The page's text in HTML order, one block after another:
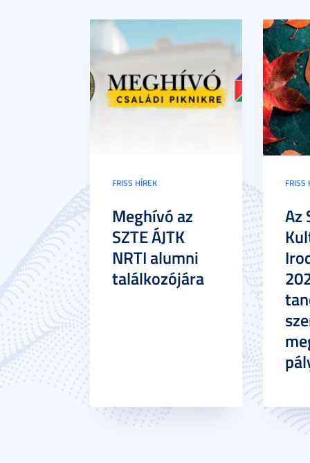
FRISS HÍREK
Meghívó az
SZTE ÁJTK
NRTI alumni
találkozójára
FRISS
Az